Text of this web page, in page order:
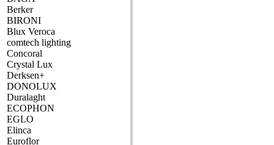
Berker
BIRONI
Blux Veroca
comtech lighting
Concoral
Crystal Lux
Derksen+
DONOLUX
Duralaght
ECOPHON
EGLO
Elinca
Euroflor